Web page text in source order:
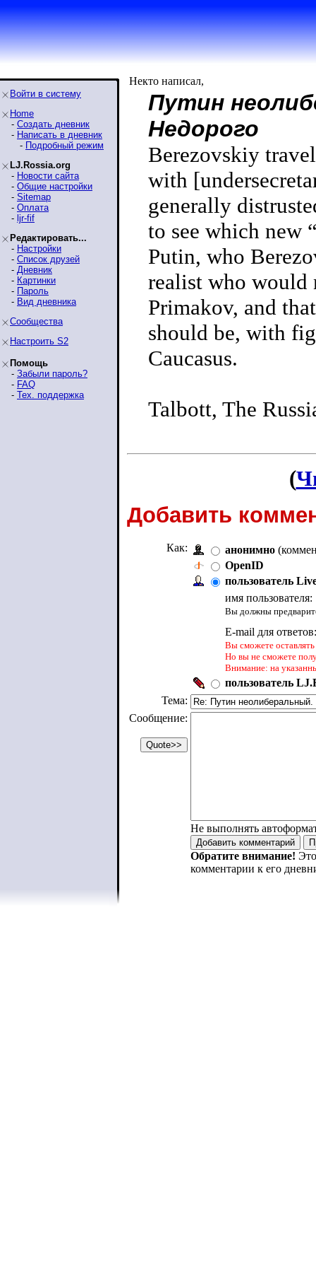
Войти в систему
Home
- Создать дневник
- Написать в дневник
- Подробный режим
LJ.Rossia.org
- Новости сайта
- Общие настройки
- Sitemap
- Оплата
- ljr-fif
Редактировать...
- Настройки
- Список друзей
- Дневник
- Картинки
- Пароль
- Вид дневника
Сообщества
Настроить S2
Помощь
- Забыли пароль?
- FAQ
- Тех. поддержка
Некто написал,
Путин
Недорого
Berezovskiy
with
generally
to see which new
Putin, who
realist who would
Primakov, and
should be, with
Caucasus.
Talbott, The
(
Добавить
Как: анонимно
OpenID
пользователь
имя пользователя:
Вы должны
E-mail для
Вы сможете
Но вы не сможете
Внимание: на
пользователь
Тема:
Сообщение:
Не выполнять
Обратите внимание!
комментарии к его